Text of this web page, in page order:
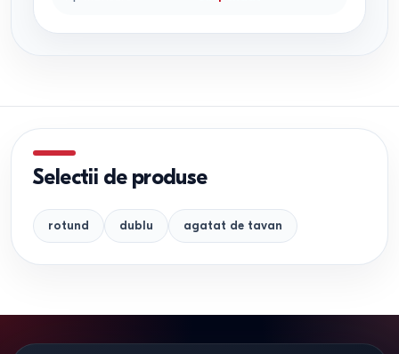
Selectii de produse
rotund dublu agatat de tavan